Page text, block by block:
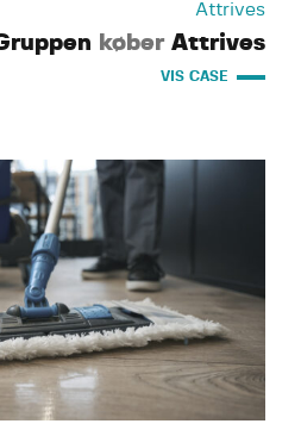
Attrives
køberAttrives
VIS CASE